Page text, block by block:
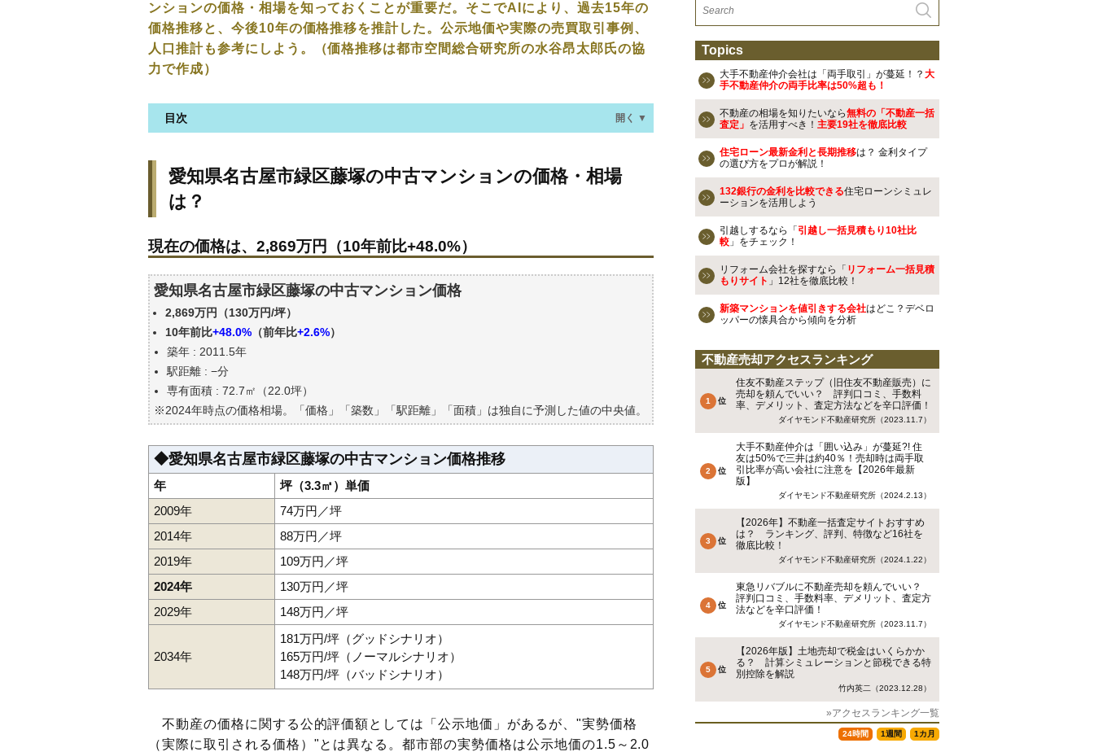
ンションの価格・相場を知っておくことが重要だ。そこでAIにより、過去15年の
価格推移と、今後10年の価格推移を推計した。公示地価や実際の売買取引事例、
人口推計も参考にしよう。（価格推移は都市空間総合研究所の水谷昂太郎氏の協
力で作成）
目次 開く ▼
現在の価格は、2,869万円（10年前比+48.0%）
価格を詳細に分析しよう
築年数で価格はどうなる？
愛知県名古屋市緑区藤塚の中古マンションの過去の売買事例
公示地価はいくら
エリアの将来性を人口予想から検討しよう
自分の年収でいくらの不動産が買える？
愛知県名古屋市緑区藤塚の中古マンションの価格・相場
は？
現在の価格は、2,869万円（10年前比+48.0%）
愛知県名古屋市緑区藤塚の中古マンション価格
2,869万円（130万円/坪）
10年前比+48.0% （前年比+2.6%）
築年 : 2011.5年
駅距離 : −分
専有面積 : 72.7㎡（22.0坪）
※2024年時点の価格相場。「価格」「築数」「駅距離」「面積」は独自に予測した値の中央値。
◆愛知県名古屋市緑区藤塚の中古マンション価格推移
年
坪（3.3㎡）単価
2009年
74万円／坪
2014年
88万円／坪
2019年
109万円／坪
2024年
130万円／坪
2029年
148万円／坪
2034年
181万円/坪（グッドシナリオ）
165万円/坪（ノーマルシナリオ）
148万円/坪（バッドシナリオ）
不動産の価格に関する公的評価額としては「公示地価」があるが、"実勢価格
（実際に取引される価格）"とは異なる。都市部の実勢価格は公示地価の1.5～2.0
Topics
大手不動産仲介会社は「両手取引」が蔓延！？ 大
手不動産仲介の両手比率は50%超も！
不動産の相場を知りたいなら無料の「不動産一括
査定」 を活用すべき！ 主要19社を徹底比較
住宅ローン最新金利と長期推移は？ 金利タイプ
の選び方をプロが解説！
132銀行の金利を比較できる住宅ローンシミュレ
ーションを活用しよう
引越しするなら「 引越し一括見積もり10社比
較 」をチェック！
リフォーム会社を探すなら「 リフォーム一括見積
もりサイト 」12社を徹底比較！
新築マンションを値引きする会社はどこ？デベロ
ッパーの懐具合から傾向を分析
不動産売却アクセスランキング
住友不動産ステップ（旧住友不動産販売）に
売却を頼んでいい？ 評判口コミ、手数料
率、デメリット、査定方法などを辛口評価！
ダイヤモンド不動産研究所（2023.11.7）
大手不動産仲介は「囲い込み」が蔓延?! 住
友は50%で三井は約40％！売却時は両手取
引比率が高い会社に注意を【2026年最新
版】
ダイヤモンド不動産研究所（2024.2.13）
【2026年】不動産一括査定サイトおすすめ
は？ ランキング、評判、特徴など16社を
徹底比較！
ダイヤモンド不動産研究所（2024.1.22）
東急リバブルに不動産売却を頼んでいい？
評判口コミ、手数料率、デメリット、査定方
法などを辛口評価！
ダイヤモンド不動産研究所（2023.11.7）
【2026年版】土地売却で税金はいくらかか
る？ 計算シミュレーションと節税できる特
別控除を解説
竹内英二（2023.12.28）
»アクセスランキング一覧
24時間 1週間 1カ月